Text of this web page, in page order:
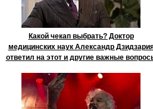
Какой чекап выбрать? Доктор
медицинских наук Александр
ответил на этот и другие важные